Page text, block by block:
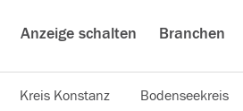
Anzeige schalten Branchen
Kreis Konstanz Bodenseekreis